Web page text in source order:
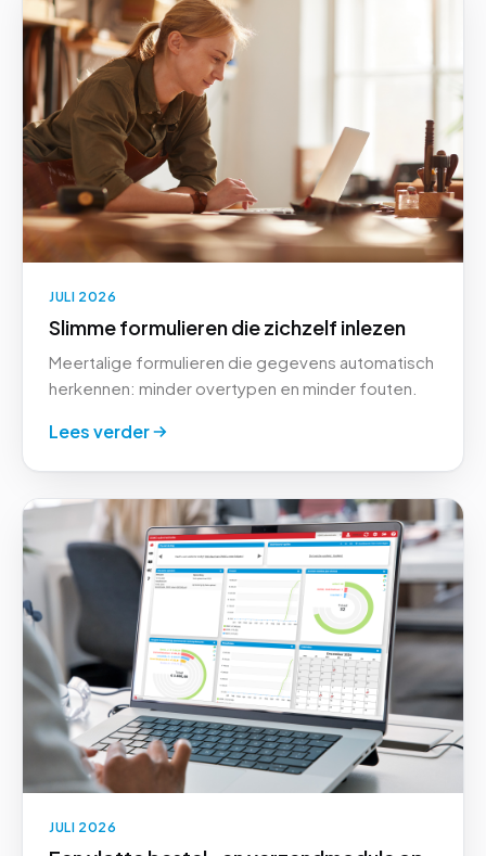
JULI 2026
Slimme formulieren die zichzelf inlezen
Meertalige formulieren die gegevens automatisch
herkennen: minder overtypen en minder fouten.
Lees verder
JULI 2026